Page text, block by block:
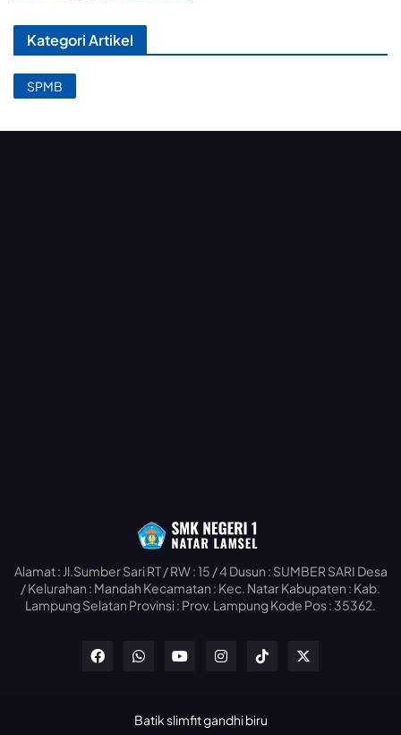
Kategori Artikel
SPMB
Alamat : Jl.Sumber Sari RT / RW : 15 / 4 Dusun : SUMBER SARI Desa
/ Kelurahan : Mandah Kecamatan : Kec. Natar Kabupaten : Kab.
Lampung Selatan Provinsi : Prov. Lampung Kode Pos : 35362.
Batik slimfit gandhi biru